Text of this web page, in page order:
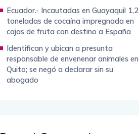
Ecuador.- Incautadas en Guayaquil 1,2
toneladas de cocaína impregnada en
cajas de fruta con destino a España
Identifican y ubican a presunta
responsable de envenenar animales en
Quito; se negó a declarar sin su
abogado